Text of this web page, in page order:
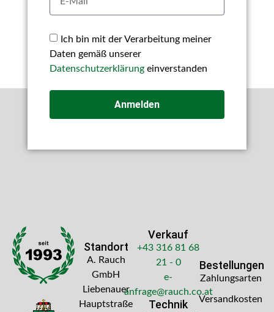
Ich bin mit der Verarbeitung meiner
Daten gemäß unserer
Datenschutzerklärungeinverstanden
Anmelden
Standort
A. Rauch
GmbH
Liebenauer
Hauptstraße
Verkauf
+43 316 81 68
21 - 0
e-
anfrage@rauch.co.at
Technik
Bestellungen
Zahlungsarten
Versandkosten